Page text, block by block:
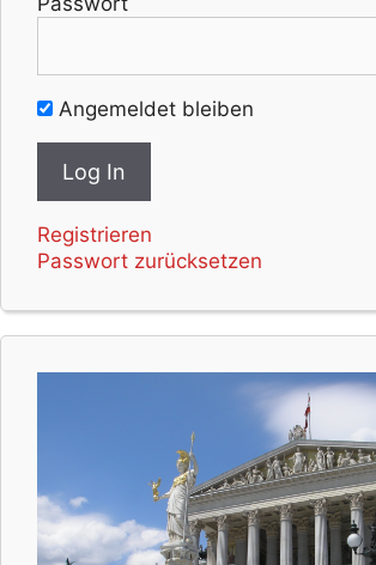
Angemeldet bleiben
Registrieren
Passwort zurücksetzen